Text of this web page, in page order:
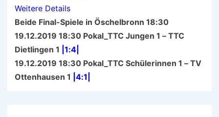
Weitere Details
Beide Final-Spiele in Öschelbronn 18:30
19.12.2019 18:30 Pokal_TTC Jungen 1 – TTC
Dietlingen 1 |1:4|
19.12.2019 18:30 Pokal_TTC Schülerinnen 1 – TV
Ottenhausen 1 |4:1|